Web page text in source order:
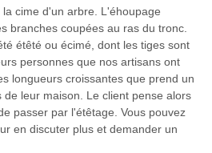
cime d'un arbre. L'éhoupage
branches coupées au ras du tronc.
étêté ou écimé, dont les tiges sont
personnes que nos artisans ont
longueurs croissantes que prend un
leur maison. Le client pense alors
passer par l'étêtage. Vous pouvez
en discuter plus et demander un